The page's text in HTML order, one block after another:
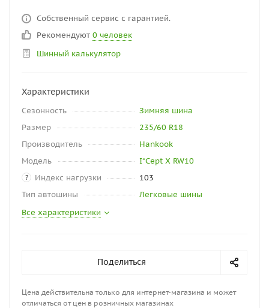
Собственный сервис с гарантией.
Рекомендуют 0 человек
Шинный калькулятор
Характеристики
Сезонность
Зимняя шина
Размер
235/60 R18
Производитель
Hankook
Модель
I*Cept X RW10
? Индекс нагрузки
103
Тип автошины
Легковые шины
Все характеристики
Поделиться
Цена действительна только для интернет-магазина и может
отличаться от цен в розничных магазинах